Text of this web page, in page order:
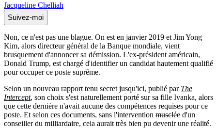
Jacqueline Chelliah
Suivez-moi
Non, ce n'est pas une blague. On est en janvier 2019 et Jim Yong
Kim, alors directeur général de la Banque mondiale, vient
brusquement d'annoncer sa démission. L'ex-président américain,
Donald Trump, est chargé d'identifier un candidat hautement qualifié
pour occuper ce poste suprême.
Selon un nouveau rapport tenu secret jusqu'ici, publié par The
Intercept, son choix s'est naturellement porté sur sa fille Ivanka, alors
que cette dernière n'avait aucune des compétences requises pour ce
poste. Et selon ces documents, sans l'intervention musclée d'un
conseiller du milliardaire, cela aurait très bien pu devenir une réalité.